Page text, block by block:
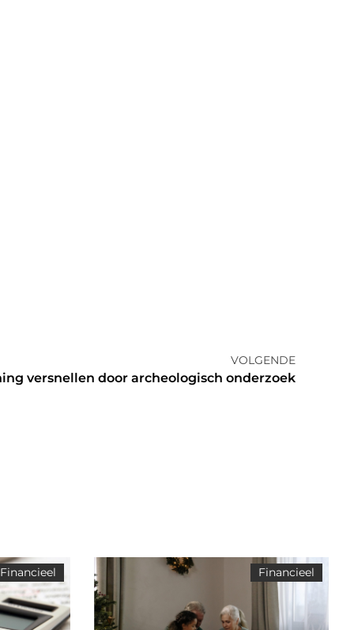
VOLGENDE
versnellen door archeologisch onderzoek
Financieel Financieel